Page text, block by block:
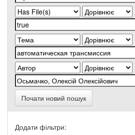
Почати новий пошук
Додати фільтри: